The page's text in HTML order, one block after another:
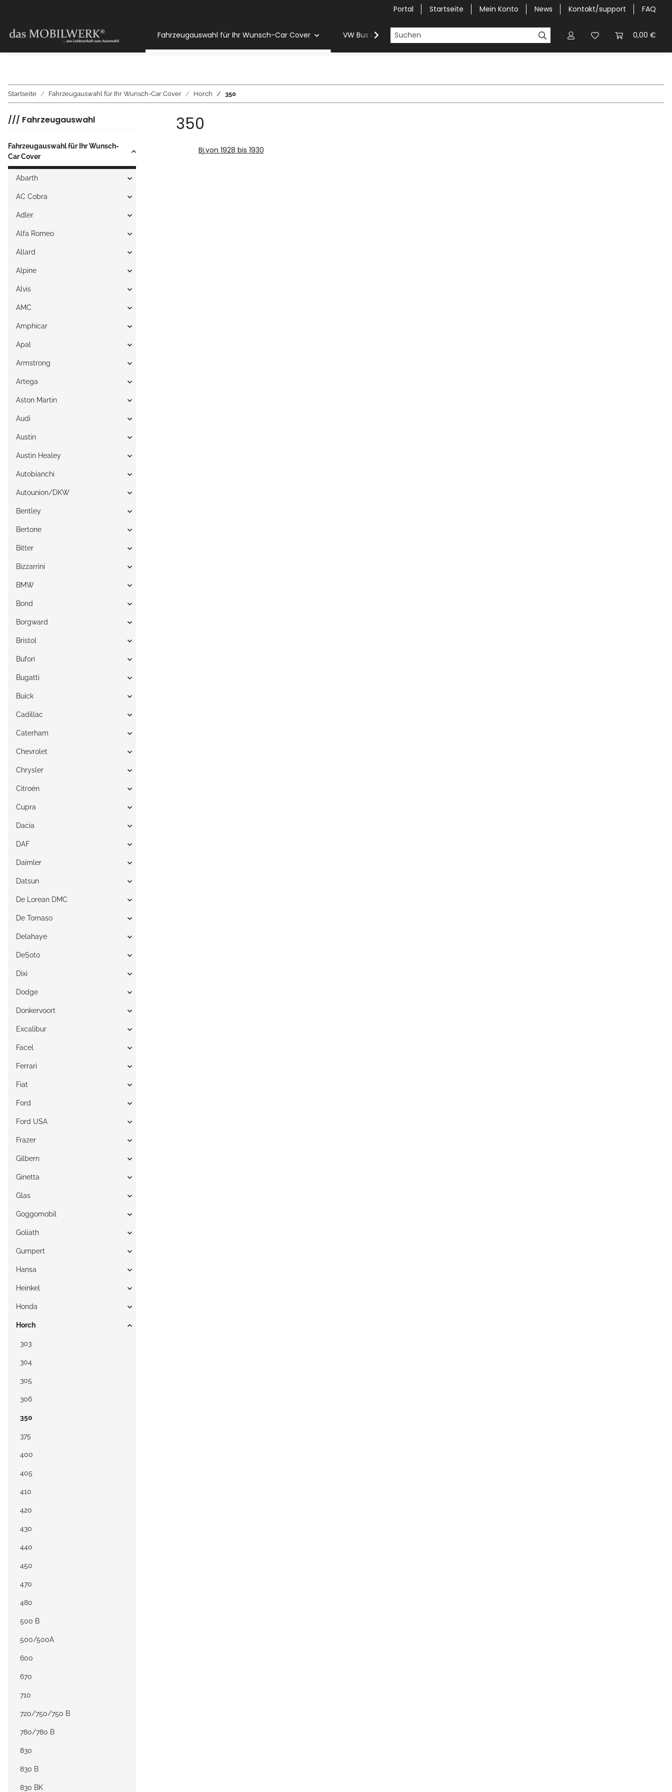
Portal Startseite Mein Konto News Kontakt/support FAQ
0,00 €
Fahrzeugauswahl für Ihr Wunsch-Car Cover VW Bus und Van Car Cover Halbgaragen / Kapuzen nach
Startseite Fahrzeugauswahl für Ihr Wunsch-Car Cover Horch 350
350
Bj.von 1928 bis 1930
/// Fahrzeugauswahl
Fahrzeugauswahl für Ihr Wunsch-
Car Cover
Abarth
AC Cobra
Adler
Alfa Romeo
Allard
Alpine
Alvis
AMC
Amphicar
Apal
Armstrong
Artega
Aston Martin
Audi
Austin
Austin Healey
Autobianchi
Autounion/DKW
Bentley
Bertone
Bitter
Bizzarrini
BMW
Bond
Borgward
Bristol
Bufori
Bugatti
Buick
Cadillac
Caterham
Chevrolet
Chrysler
Citroén
Cupra
Dacia
DAF
Daimler
Datsun
De Lorean DMC
De Tomaso
Delahaye
DeSoto
Dixi
Dodge
Donkervoort
Excalibur
Facel
Ferrari
Fiat
Ford
Ford USA
Frazer
Gilbern
Ginetta
Glas
Goggomobil
Goliath
Gumpert
Hansa
Heinkel
Honda
Horch
303
304
305
306
350
375
400
405
410
420
430
440
450
470
480
500 B
500/500A
600
670
710
720/750/750 B
780/780 B
830
830 B
830 BK